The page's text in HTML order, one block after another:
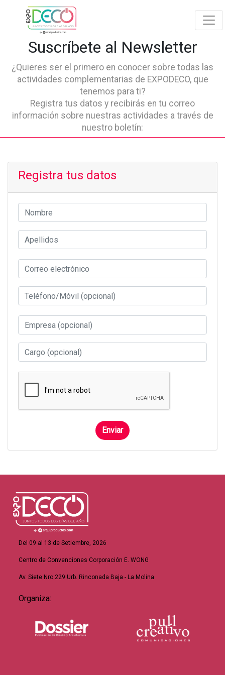
Suscríbete al Newsletter
¿Quieres ser el primero en conocer sobre todas las
actividades complementarias de EXPODECO, que
tenemos para ti?
Registra tus datos y recibirás en tu correo
información sobre nuestras actividades a través de
nuestro boletín:
Registra tus datos
Enviar
Del 09 al 13 de Setiembre, 2026
Centro de Convenciones Corporación E. WONG
Av. Siete Nro 229 Urb. Rinconada Baja - La Molina
Organiza: